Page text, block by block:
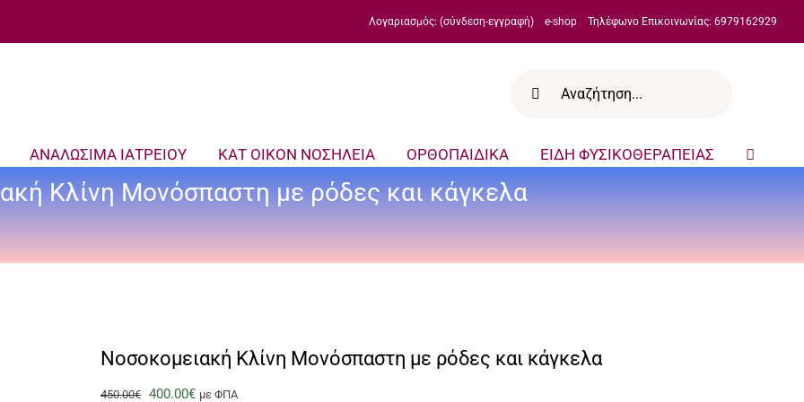
Λογαριασμός: (σύνδεση-εγγραφή) e-shop Τηλέφωνο Επικοινωνίας: 6979162929
ΑΝΑΛΩΣΙΜΑ ΙΑΤΡΕΙΟΥ ΚΑΤ ΟΙΚΟΝ ΝΟΣΗΛΕΙΑ ΟΡΘΟΠΑΙΔΙΚΑ ΕΙΔΗ ΦΥΣΙΚΟΘΕΡΑΠΕΙΑΣ
Κλίνη Μονόσπαστη με ρόδες και κάγκελα
Νοσοκομειακή Κλίνη Μονόσπαστη με ρόδες και κάγκελα
450.00€ Original
400.00€Ημε ΦΠΑ